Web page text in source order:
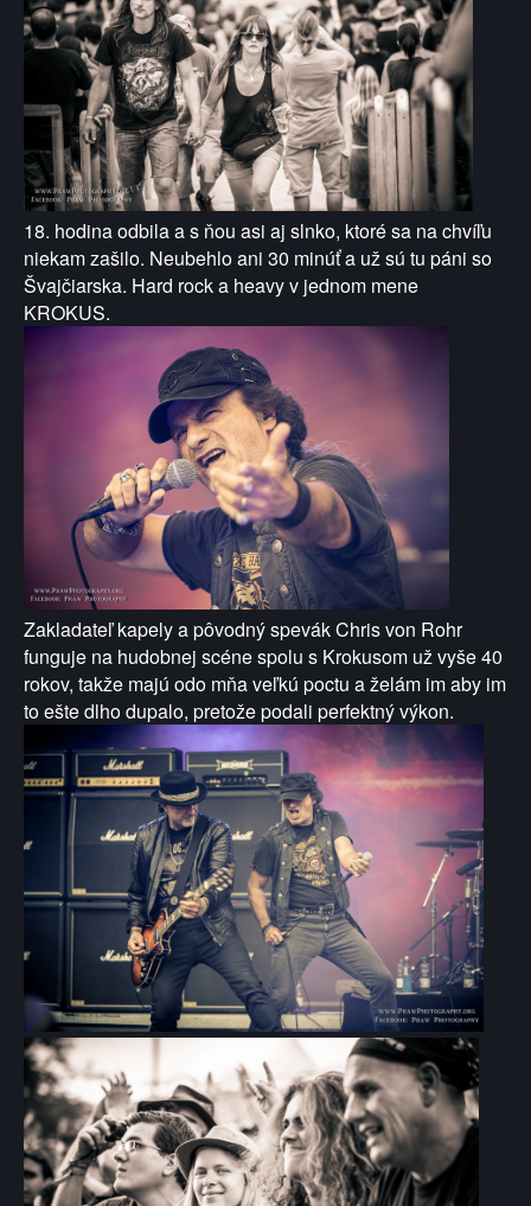
18. hodina odbila a s ňou asi aj slnko, ktoré sa na chvíľu
niekam zašilo. Neubehlo ani 30 minúť a už sú tu páni so
Švajčiarska. Hard rock a heavy v jednom mene
KROKUS.
Zakladateľ kapely a pôvodnýspevák Chris von Rohr
funguje na hudobnej scéne spolu s Krokusom už vyše 40
rokov, takže majú odo mňa veľkú poctu a želám imaby im
to ešte dlho dupalo, pretože podali perfektný výkon.